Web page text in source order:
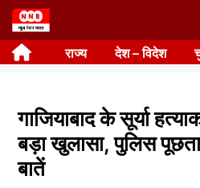
Skip
to
content राज्य देश – विदेश
गाजियाबाद के सूर्या
बड़ा खुलासा, पुलिस
बातें